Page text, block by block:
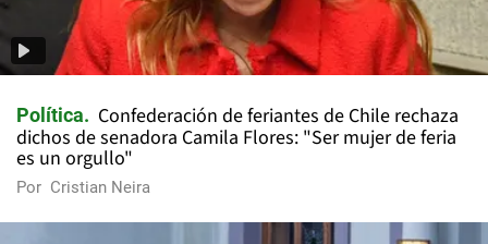
Política
Confederación de feriantes de Chile rechaza
dichos de senadora Camila Flores: "Ser mujer de feria
es un orgullo"
Por Cristian Neira